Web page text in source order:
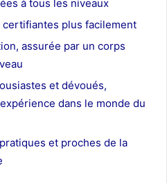
à tous les niveaux
plus facilement
assurée par un corps
et dévoués,
dans le monde du
et proches de la